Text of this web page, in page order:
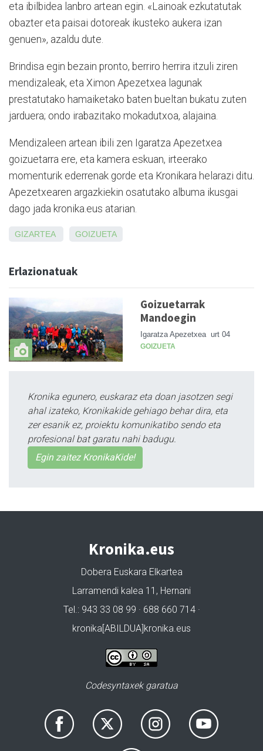
eta ibilbidea lanbro artean egin. «Lainoak ezkutatutak
obazter eta paisai dotoreak ikusteko aukera izan
genuen», azaldu dute.
Brindisa egin bezain pronto, berriro herrira itzuli ziren
mendizaleak, eta Ximon Apezetxea lagunak
prestatutako hamaiketako baten bueltan bukatu zuten
jarduera; ondo irabazitako mokadutxoa, alajaina.
Mendizaleen artean ibili zen Igaratza Apezetxea
goizuetarra ere, eta kamera eskuan, irteerako
momenturik ederrenak gorde eta Kronikara helarazi ditu.
Apezetxearen argazkiekin osatutako albuma ikusgai
dago jada kronika.eus atarian.
GIZARTEA GOIZUETA
Erlazionatuak
Goizuetarrak
Mandoegin
Igaratza Apezetxea urt 04
GOIZUETA
Kronika egunero, euskaraz eta doan jasotzen segi
ahal izateko, Kronikakide gehiago behar dira, eta
zer esanik ez, proiektu komunikatibo sendo eta
profesional bat garatu nahi badugu.
Egin zaitez KronikaKide!
Kronika.eus
Dobera Euskara Elkartea
Larramendi kalea 11, Hernani
Tel.: 943 33 08 99 · 688 660 714 ·
kronika[ABILDUA]kronika.eus
Codesyntaxek garatua